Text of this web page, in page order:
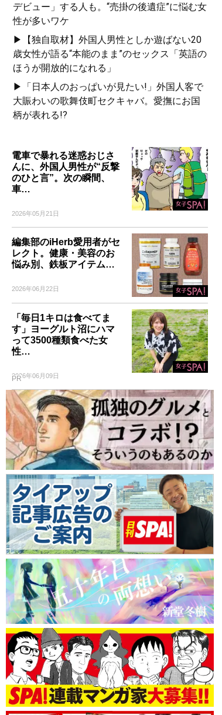
デビュー」する人も。“売掛の後遺症”に悩む女
性が多いワケ
▶【独自取材】外国人男性としか遊ばない20
歳女性が語る“本能のまま”のセックス「英語の
ほうが開放的になれる」
▶「日本人のおっぱいが見たい!」外国人客で
大賑わいの歌舞伎町セクキャバ。愛撫にお国
柄が表れる!?
電車で暴れる迷惑おじさ
んに、外国人男性が“反撃
のひと言”。次の瞬間、
車…
2026年05月21日
編集部のiHerb愛用者がセ
レクト。健康・美容のお
悩み別、鉄板アイテム…
2026年06月22日
「毎日1キロは食べてま
す」ヨーグルト沼にハマ
って3500種類食べた女
性…
2026年06月09日
PR